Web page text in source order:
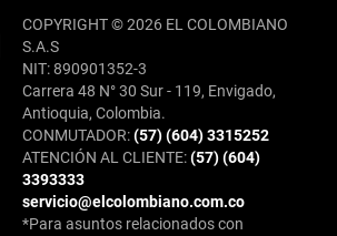
COPYRIGHT © 2026 EL COLOMBIANO
S.A.S
NIT: 890901352-3
Carrera 48 N° 30 Sur - 119, Envigado,
Antioquia, Colombia.
CONMUTADOR:(57) (604) 3315252
ATENCIÓN AL CLIENTE:(57) (604)
3393333
servicio@elcolombiano.com.co
*Para asuntos relacionados con